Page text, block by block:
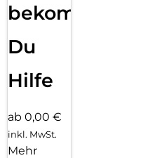
bekommst
Du
Hilfe
ab 0,00 €
inkl. MwSt.
Mehr